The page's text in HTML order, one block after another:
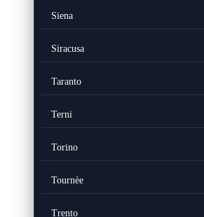
Siena
Siracusa
Taranto
Terni
Torino
Tournèe
Trento